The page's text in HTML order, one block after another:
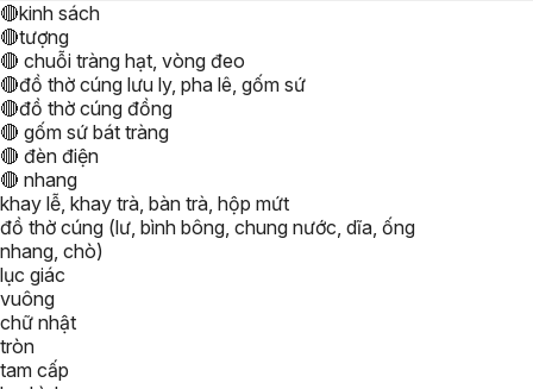
🔴kinh sách
🔴tượng
🔴 chuỗi tràng hạt, vòng đeo
🔴đồ thờ cúng lưu ly, pha lê, gốm sứ
🔴đồ thờ cúng đồng
🔴 gốm sứ bát tràng
🔴 đèn điện
🔴 nhang
khay lễ, khay trà, bàn trà, hộp mứt
đồ thờ cúng (lư, bình bông, chung nước, dĩa, ống
nhang, chò)
lục giác
vuông
chữ nhật
tròn
tam cấp